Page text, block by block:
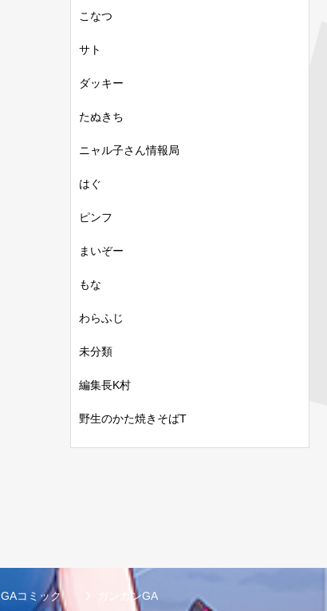
こなつ
サト
ダッキー
たぬきち
ニャル子さん情報局
はぐ
ピンフ
まいぞー
もな
わらふじ
未分類
編集長K村
野生のかた焼きそばT
GAコミック ガンガンGA